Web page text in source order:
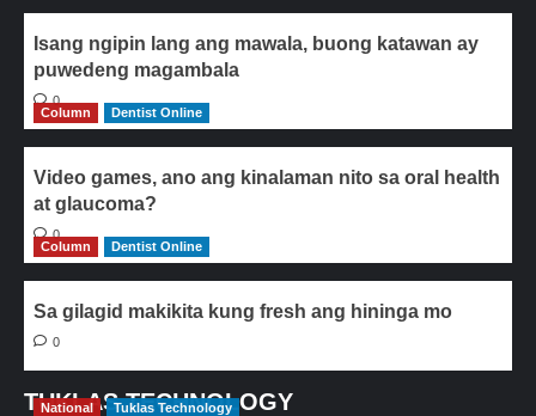
Isang ngipin lang ang mawala, buong katawan ay
puwedeng magambala
0
Column
Dentist Online
Video games, ano ang kinalaman nito sa oral health
at glaucoma?
0
Column
Dentist Online
Sa gilagid makikita kung fresh ang hininga mo
0
TUKLAS TECHNOLOGY
National Tuklas Technology